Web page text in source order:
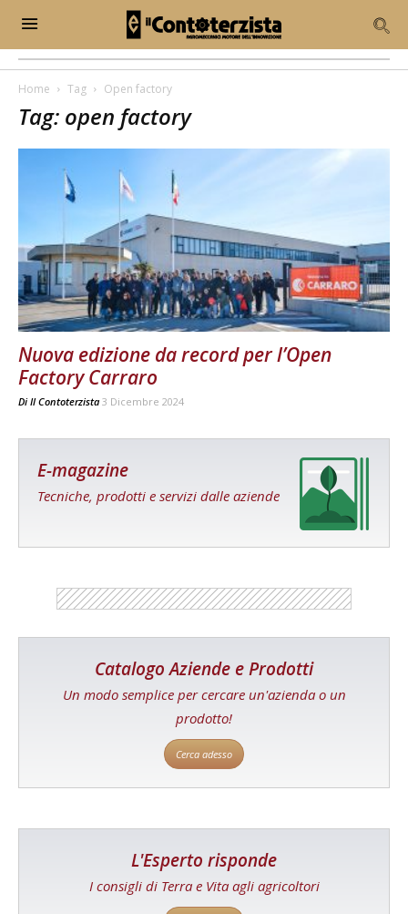
Home Tag Open factory
Tag: open factory
Nuova edizione da record per l’Open
Factory Carraro
Di Il Contoterzista 3 Dicembre 2024
E-magazine
Tecniche, prodotti e servizi dalle aziende
Catalogo Aziende e Prodotti
Un modo semplice per cercare un'azienda o un
prodotto!
Cerca adesso
L'Esperto risponde
I consigli di Terra e Vita agli agricoltori